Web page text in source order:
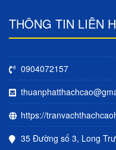
THÔNG TIN LIÊN
0904072157
https://
35 Đường số 3, Long